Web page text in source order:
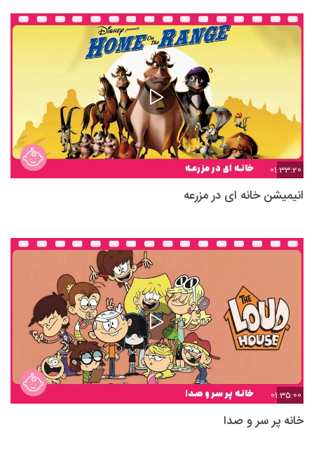
01:33:20
انیمیشن خانه ای در مزرعه
01:35:00
خانه پر سر و صدا